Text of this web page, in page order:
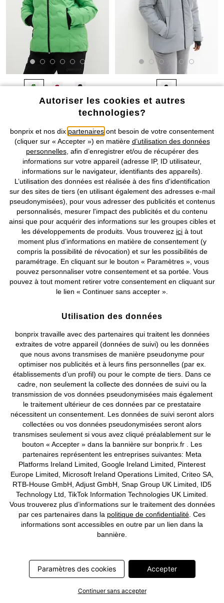
et déperlante
CHF 112,95
réfléchissante
CHF 112,95
Veste de ski imperméable avec
doublure polaire
CHF 118,95
Veste de ski technique,
imperméable
CHF 134,95
MEILLEURES VENTES
Manteau d’hiver avec intérieur
Veste matelassée à capuche
Autoriser les cookies et autres
technologies?
bonprix et nos dix partenaires ont besoin de votre consentement
(cliquer sur « Accepter ») en matière d’utilisation des données
personnelles, afin d’enregistrer et/ou de récupérer des
informations sur votre appareil (adresse IP, ID utilisateur,
informations sur le navigateur, identifiants des appareils).
L’utilisation des données est réalisée à des fins d'identification
sur des sites de tiers (en utilisant également des adresses e-mail
pseudonymisées), pour vous adresser des publicités et contenus
personnalisés, mesurer l'impact des publicités et du contenu
ainsi que pour acquérir des informations sur les groupes cibles et
les développements de produits. Vous trouverez ici à tout
moment plus d’informations en matière de consentement (y
compris la possibilité de révocation) et sur les possibilités de
paramétrage. En cliquant sur le bouton « Paramètres », vous
pouvez personnaliser votre consentement et sa portée. Vous
pouvez à tout moment retirer votre consentement en cliquant sur
le lien « Continuer sans accepter ».
Utilisation des données
bonprix travaille avec des partenaires qui traitent les données
extraites de votre appareil (données de suivi) ou les données
que nous avons transmises de manière pseudonyme pour
optimiser nos publicités et à leurs fins personnelles (par ex.
établissements d’un profil) ou pour le compte de tiers. Dans ce
cadre, non seulement la collecte des données de suivi ou la
transmission de vos données pseudonymisées mais également
le traitement ultérieur de ces données par ce prestataire
nécessitent un consentement. Les données de suivi seront alors
collectées ou vos données pseudonymisées seront alors
transmises seulement si vous avez cliqué préalablement sur le
bouton « Accepter » dans la bannière sur bonprix.fr . Les
partenaires représentent les entreprises suivantes: Meta
Platforms Ireland Limited, Google Ireland Limited, Pinterest
Europe Limited, Microsoft Ireland Operations Limited, Criteo SA,
RTB-House GmbH, Adjust GmbH, Snap Group UK Limited, ID5
Technology Ltd, TikTok Information Technologies UK Limited.
Vous trouverez plus d’informations sur le traitement des données
par ces partenaires dans la politique de confidentialité . Ces
informations sont accessibles en outre par un lien dans la
bannière.
Paramètres des cookies Accepter
Continuer sans accepter